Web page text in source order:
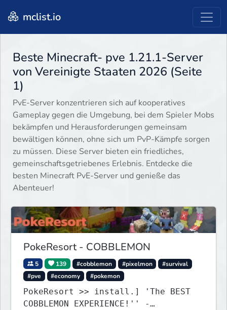
mclist.io
Beste Minecraft- pve 1.21.1-Server
von Vereinigte Staaten 2026 (Seite
1)
PvE-Server konzentrieren sich auf kooperatives
Gameplay gegen die Umgebung, bei dem Spieler Mobs
bekämpfen und Herausforderungen gemeinsam
bewältigen können, ohne sich um PvP-Kämpfe sorgen
zu müssen. Diese Server bieten ein friedliches,
gemeinschaftsgetriebenes Erlebnis. Entdecke die
besten Minecraft PvE-Server und genieße das
Abenteuer!
PokeResort - COBBLEMON
5 139 #cobblemon #pixelmon
#survival
#pve
#economy #pokemon
PokeResort >> install.] 'The BEST
COBBLEMON EXPERIENCE!'' -